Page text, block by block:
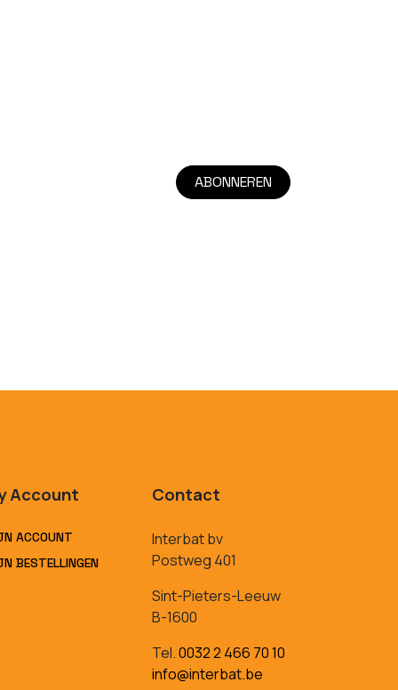
ABONNEREN
Account
ACCOUNT
BESTELLINGEN
Contact
Interbat bv
Postweg 401
Sint-Pieters-Leeuw
B-1600
Tel.0032 2 466 70 10
info@interbat.be